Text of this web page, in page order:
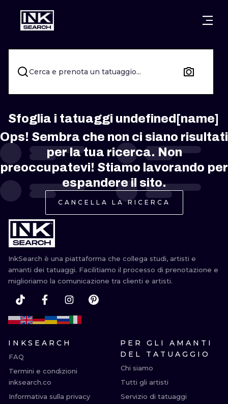
CITTÀ WARSAW
CRACOW WROCLAW
BERLIN LONDON
HEIDELBERG EDINBURGH
MANCHESTER AMSTERDAM
VIENNA
ATHENS BUDAPEST
STILI
LETTERING
NEW
SURREALISM
JAPANESE
MINIMALISM
Cerca e prenota un tatuaggio...
Sfoglia i tatuaggi undefined[name]
Ops! Sembra che non ci siano risultati
per la tua ricerca. Non
preoccupatevi! Stiamo lavorando per
espandere il sito.
CANCELLA LA RICERCA
InkSearch è una piattaforma che collega studi, artisti e
amanti dei tatuaggi. Facilitiamo il processo di prenotazione e
miglioriamo la comunicazione tra clienti e artisti.
INKSEARCH
FAQ
Termini e condizioni
inksearch.co
Informativa sulla privacy
PER GLI AMANTI
DEL TATUAGGIO
Chi siamo
Tutti gli artisti
Servizio di tatuaggi